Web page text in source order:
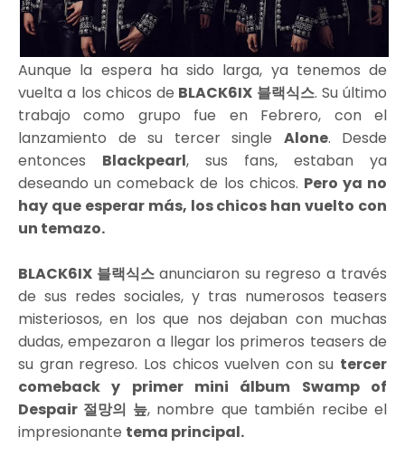
Aunque la espera ha sido larga, ya tenemos de
vuelta a los chicos de BLACK6IX 블랙식스. Su último
trabajo como grupo fue en Febrero, con el
lanzamiento de su tercer single Alone. Desde
entonces Blackpearl, sus fans, estaban ya
deseando un comeback de los chicos. Pero ya no
hay que esperar más, los chicos han vuelto con
un temazo.
BLACK6IX 블랙식스 anunciaron su regreso a través
de sus redes sociales, y tras numerosos teasers
misteriosos, en los que nos dejaban con muchas
dudas, empezaron a llegar los primeros teasers de
su gran regreso. Los chicos vuelven con su tercer
comeback y primer mini álbum Swamp of
Despair 절망의 늪, nombre que también recibe el
impresionante tema principal.